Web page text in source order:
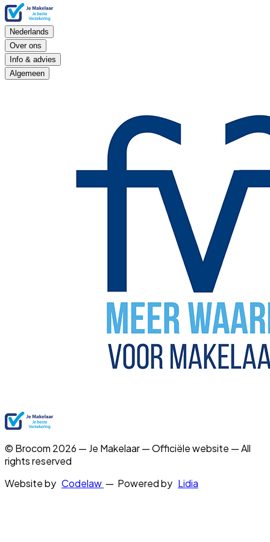
Nederlands
Over ons
Info & advies
Algemeen
© Brocom 2026 — Je Makelaar — Officiële website — All
rights reserved
Website by Codelaw — Powered by Lidia